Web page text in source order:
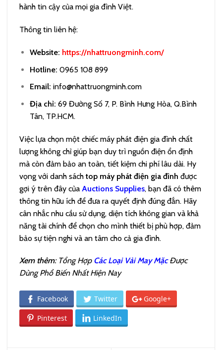
hành tin cậy của mọi gia đình Việt.
Thông tin liên hệ:
Website: https://nhattruongminh.com/
Hotline: 0965 108 899
Email: info@nhattruongminh.com
Địa chỉ: 69 Đường Số 7, P. Bình Hưng Hòa, Q.Bình
Tân, TP.HCM.
Việc lựa chọn một chiếc máy phát điện gia đình chất
lượng không chỉ giúp bạn duy trì nguồn điện ổn định
mà còn đảm bảo an toàn, tiết kiệm chi phí lâu dài. Hy
vọng với danh sáchtop máy phát điện gia đình được
gợi ý trên đây của Auctions Supplies, bạn đã có thêm
thông tin hữu ích để đưa ra quyết định đúng đắn. Hãy
cân nhắc nhu cầu sử dụng, diện tích không gian và khả
năng tài chính để chọn cho mình thiết bị phù hợp, đảm
bảo sự tiện nghi và an tâm cho cả gia đình.
Xem thêm: Tổng HợpCác Loại Vải May Mặc Được
Dùng Phổ Biến Nhất Hiện Nay
Facebook Twitter Google+
Pinterest LinkedIn